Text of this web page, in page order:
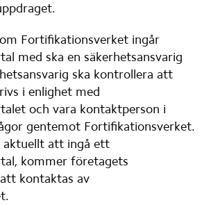
Fortifikationsverket ingår
med ska en säkerhetsansvarig
ska kontrollera att
i enlighet med
och vara kontaktperson i
gentemot Fortifikationsverket.
att ingå ett
kommer företagets
kontaktas av